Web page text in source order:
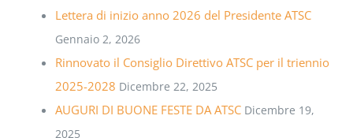
Lettera di inizio anno 2026 del Presidente ATSC
Gennaio 2, 2026
Rinnovato il Consiglio Direttivo ATSC per il triennio
2025-2028 Dicembre 22, 2025
AUGURI DI BUONE FESTE DA ATSC Dicembre 19,
2025